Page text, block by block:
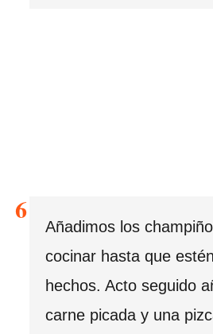
Añadimos los
cocinar hasta que
hechos. Acto seguido
carne picada y una